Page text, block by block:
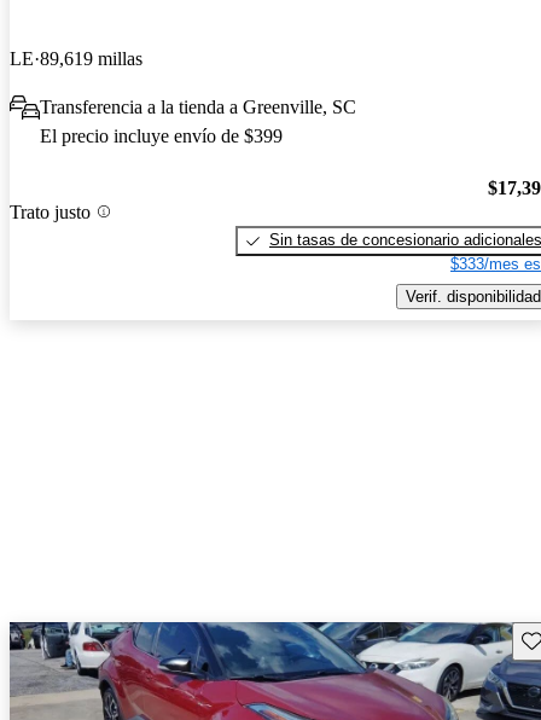
LE 89,619 millas
Transferencia a la tienda a Greenville, SC
El precio incluye envío de $399
Trato justo
Sin tasas de concesionario adicionales
$333/mes
Verif. disponibilidad